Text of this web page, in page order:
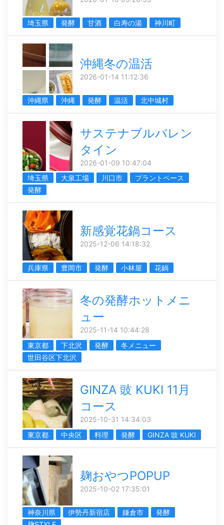
埼玉県 発酵 甘酒 白寿の湯 神川町
沖縄冬の温活
2026-01-14 11:12:36
沖縄県 沖縄 発酵 温活 北中城村
サステナブルバレン
タイン
2026-01-09 10:47:04
埼玉県
大泉工場 川口市
プラントベース
発酵
新感覚花鍋コース
2025-12-06 14:18:32
兵庫県 豊岡市 発酵 小林屋 花鍋
冬の発酵ホットメニ
ュー
2025-11-14 10:44:28
東京都
下北沢 発酵
冬メニュー
世田谷区下北沢
GINZA 豉 KUKI 11月
コース
2025-10-31 14:34:03
東京都
中央区 料理 発酵 GINZA 豉 KUKI
麹おやつPOPUP
2025-10-02 17:35:01
神奈川県 伊勢丹新宿店 鎌倉市
発酵